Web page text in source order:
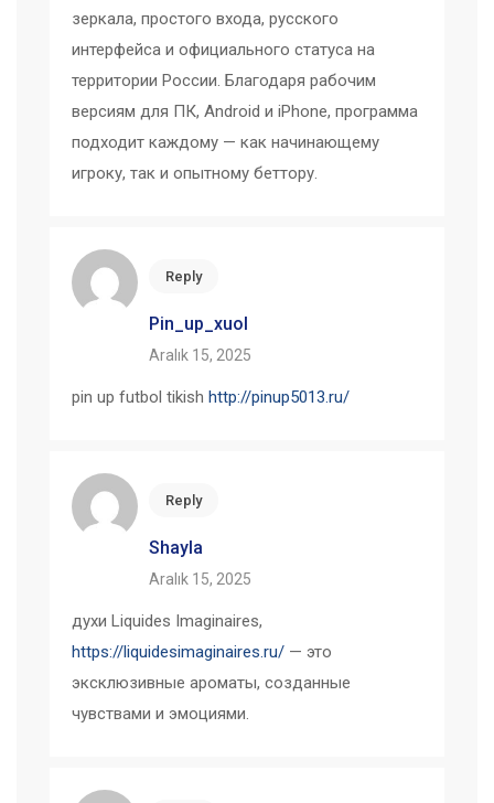
зеркала, простого входа, русского
интерфейса и официального статуса на
территории России. Благодаря рабочим
версиям для ПК, Android и iPhone, программа
подходит каждому — как начинающему
игроку, так и опытному беттору.
Reply
Pin_up_xuol
Aralık 15, 2025
pin up futbol tikish http://pinup5013.ru/
Reply
Shayla
Aralık 15, 2025
духи Liquides Imaginaires,
https://liquidesimaginaires.ru/ — это
эксклюзивные ароматы, созданные
чувствами и эмоциями.